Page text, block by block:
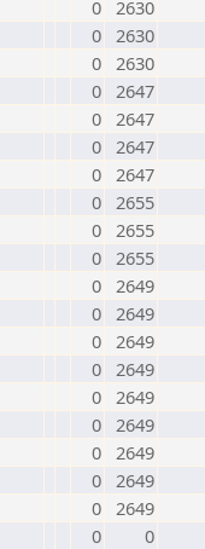
0 2630
0 2630
0 2630
0 2647
0 2647
0 2647
0 2647
0 2655
0 2655
0 2655
0 2649
0 2649
0 2649
0 2649
0 2649
0 2649
0 2649
0 2649
0 2649
0
0